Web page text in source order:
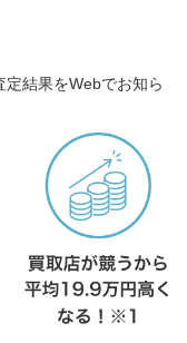
定結果をWebでお知ら